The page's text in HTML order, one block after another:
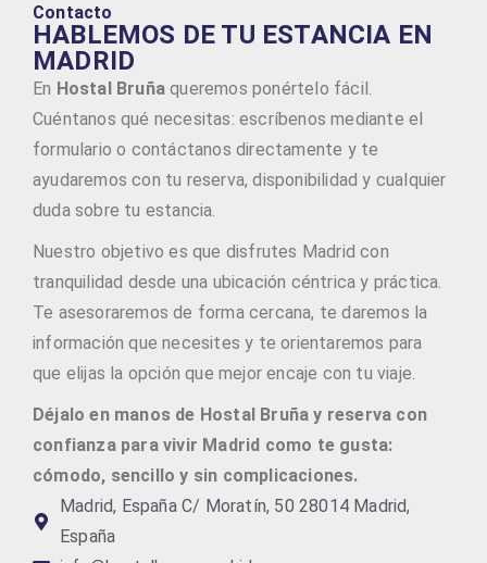
Contacto
HABLEMOS DE TU ESTANCIA EN
MADRID
En Hostal Bruña queremos ponértelo fácil.
Cuéntanos qué necesitas: escríbenos mediante el
formulario o contáctanos directamente y te
ayudaremos con tu reserva, disponibilidad y cualquier
duda sobre tu estancia.
Nuestro objetivo es que disfrutes Madrid con
tranquilidad desde una ubicación céntrica y práctica.
Te asesoraremos de forma cercana, te daremos la
información que necesites y te orientaremos para
que elijas la opción que mejor encaje con tu viaje.
Déjalo en manos de Hostal Bruña y reserva con
confianza para vivir Madrid como te gusta:
cómodo, sencillo y sin complicaciones.
Madrid, España C/ Moratín, 50 28014 Madrid,
España